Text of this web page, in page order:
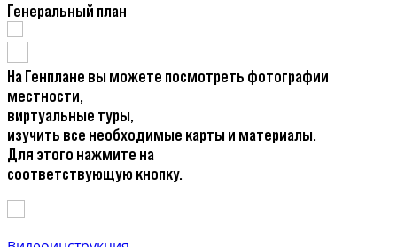
Генеральный план
На Генплане вы можете посмотреть фотографии
местности,
виртуальные туры,
изучить все необходимые карты и материалы.
Для этого нажмите на
соответствующую кнопку.